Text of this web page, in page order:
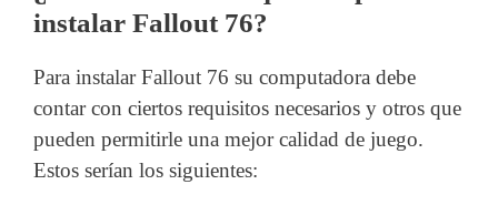
instalar Fallout 76?
Para instalar Fallout 76 su computadora debe
contar con ciertos requisitos necesarios y otros que
pueden permitirle una mejor calidad de juego.
Estos serían los siguientes: